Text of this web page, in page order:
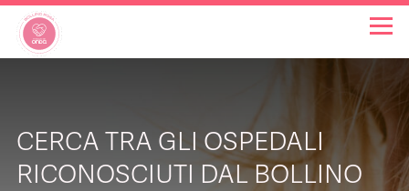
INIZIATIVE
CERCA TRA GLI OSPEDALI
RICONOSCIUTI DAL BOLLINO